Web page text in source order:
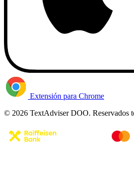
Extensión para Chrome
© 2026 TextAdviser DOO. Reservados